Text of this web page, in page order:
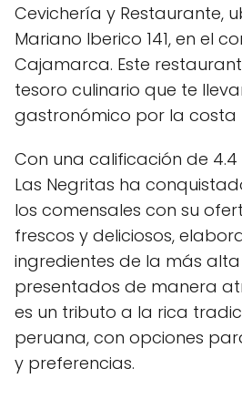
Cevichería y Restaurante,
Mariano Iberico 141, en el
Cajamarca. Este
tesoro culinario que te
gastronómico por la costa
Con una calificación de 4.4
Las Negritas ha
los comensales con su
frescos y deliciosos,
ingredientes de la más
presentados de manera
es un tributo a la rica
peruana, con opciones
y preferencias.